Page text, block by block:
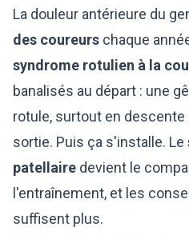
La douleur antérieure du
des coureurs chaque
syndrome rotulien à la
banalisés au départ : une
rotule, surtout en descente
sortie. Puis ça s'installe. Le
patellaire devient le
l'entraînement, et les
suffisent plus.